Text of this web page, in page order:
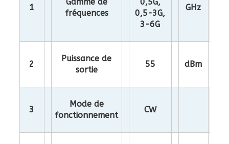
1
fréquences
0,5-3G,
3-6G
GHz
2
Puissance de
sortie
55 dBm
3
Mode de
fonctionnement
CW